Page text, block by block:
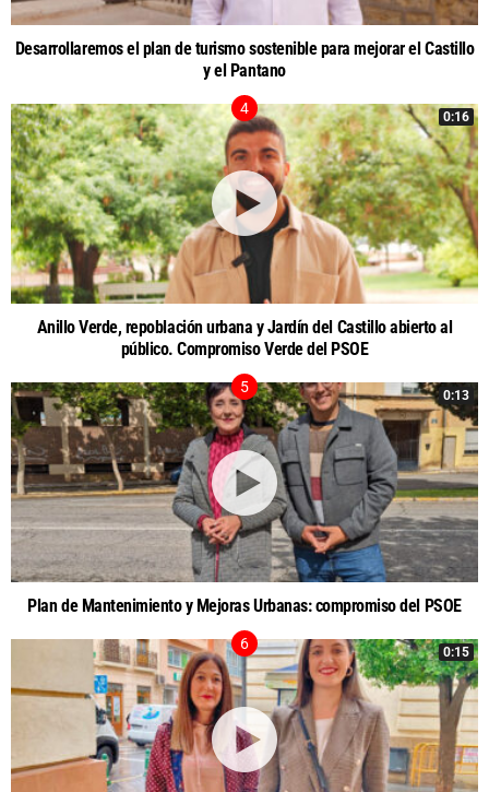
Desarrollaremos el plan de turismo sostenible para mejorar el Castillo
y el Pantano
0:16
Anillo Verde, repoblación urbana y Jardín del Castillo abierto al
público. Compromiso Verde del PSOE
0:13
Plan de Mantenimiento y Mejoras Urbanas: compromiso del PSOE
0:15